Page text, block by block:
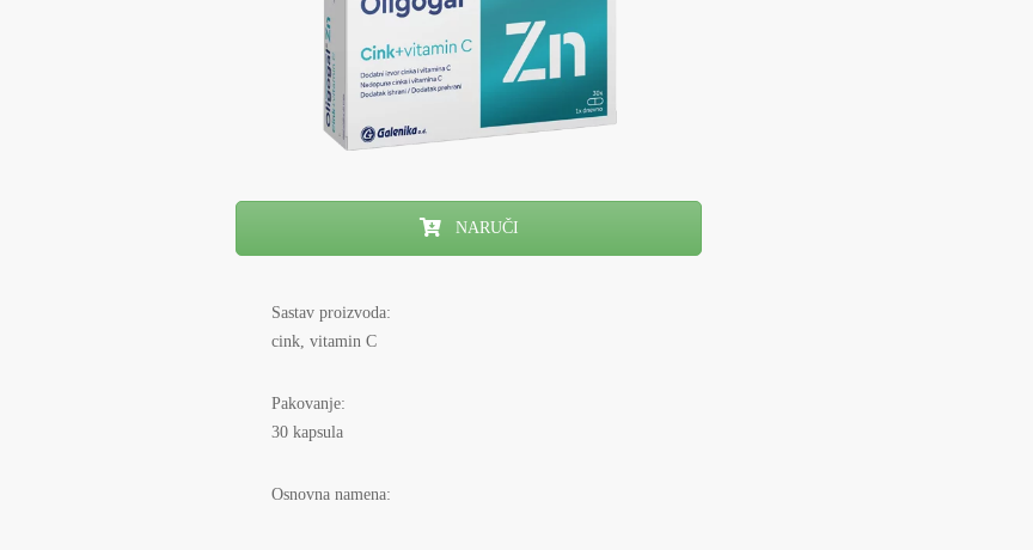
NARUČI
Sastav proizvoda:
cink, vitamin C
Pakovanje:
30 kapsula
Osnovna namena: